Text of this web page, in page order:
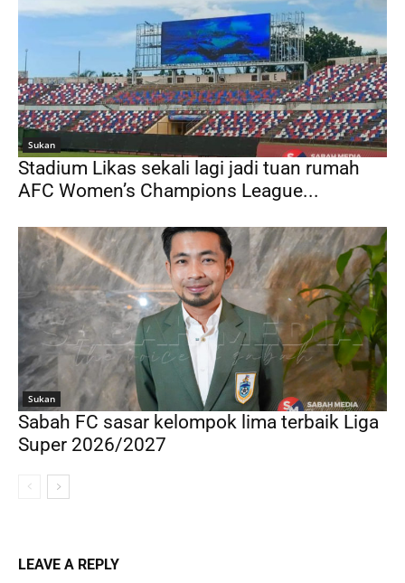
Sukan
Stadium Likas sekali lagi jadi tuan rumah
AFC Women’s Champions League...
Sukan
Sabah FC sasar kelompok lima terbaik Liga
Super 2026/2027
LEAVE A REPLY